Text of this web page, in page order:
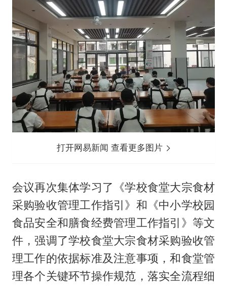
打开网易新闻 查看更多图片
会议再次集体学习了《学校食堂大宗食材
采购验收管理工作指引》和《中小学校园
食品安全和膳食经费管理工作指引》等文
件，强调了学校食堂大宗食材采购验收管
理工作的依据标准及注意事项，和食堂管
理各个关键环节操作规范，落实全流程细